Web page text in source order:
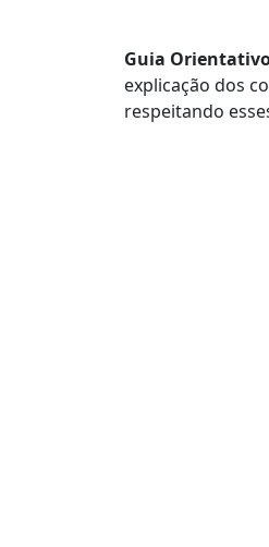
Guia
explicação dos
respeitando